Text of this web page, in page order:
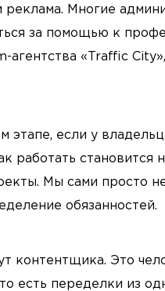
реклама. Многие
за помощью к
агентства «Traffic
этапе, если у
работать становится
Мы сами просто
обязанностей.
контентщика. Это
есть переделки из